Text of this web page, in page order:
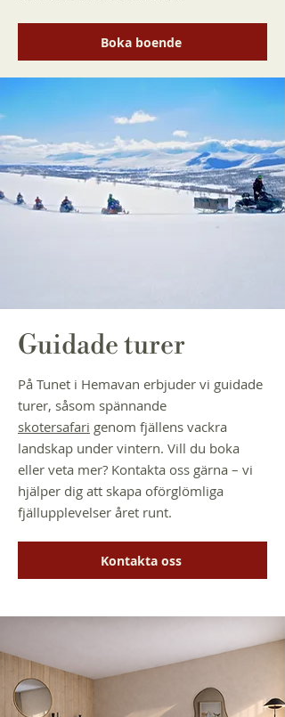
Boka boende
Guidade turer
På Tunet i Hemavan erbjuder vi guidade
turer, såsom spännande
skotersafari genom fjällens vackra
landskap under vintern. Vill du boka
eller veta mer? Kontakta oss gärna – vi
hjälper dig att skapa oförglömliga
fjällupplevelser året runt.
Kontakta oss